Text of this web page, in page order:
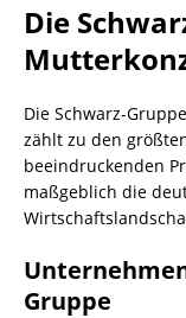
Die
Die Schwarz-
zählt zu den
beeindruckenden
maßgeblich die
Gruppe